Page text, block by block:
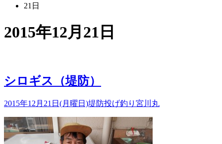
21日
2015年12月21日
シロギス（堤防）
2015年12月21日(月曜日)堤防投げ釣り 宮川丸